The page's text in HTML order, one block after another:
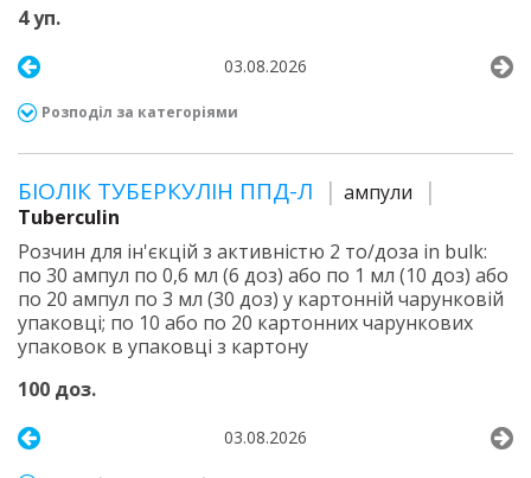
4 уп.
03.08.2026
Розподіл за категоріями
БІОЛІК ТУБЕРКУЛІН ППД-Л
ампули
Tuberculin
Розчин для ін'єкцій з активністю 2 то/доза in bulk:
по 30 ампул по 0,6 мл (6 доз) або по 1 мл (10 доз) або
по 20 ампул по 3 мл (30 доз) у картонній чарунковій
упаковці; по 10 або по 20 картонних чарункових
упаковок в упаковці з картону
100 доз.
03.08.2026